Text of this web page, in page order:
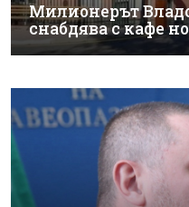
Милионерът
снабдява с кафе